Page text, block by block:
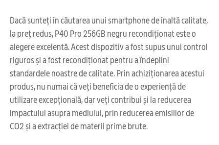
Dacă sunteți în căutarea unui smartphone de înaltă calitate,
la preț redus, P40 Pro 256GB negru recondiționat este o
alegere excelentă. Acest dispozitiv a fost supus unui control
riguros și a fost recondiționat pentru a îndeplini
standardele noastre de calitate. Prin achiziționarea acestui
produs, nu numai că veți beneficia de o experiență de
utilizare excepțională, dar veți contribui și la reducerea
impactului asupra mediului, prin reducerea emisiilor de
CO2 și a extracției de materii prime brute.